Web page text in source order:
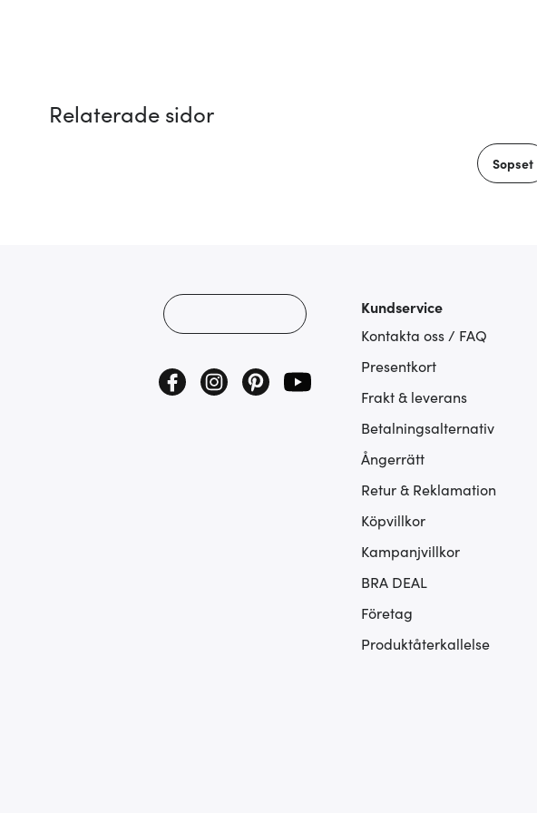
Relaterade sidor
Sopset
Kundservice
Kontakta oss / FAQ
Presentkort
Frakt & leverans
Betalningsalternativ
Ångerrätt
Retur & Reklamation
Köpvillkor
Kampanjvillkor
BRA DEAL
Företag
Produktåterkallelse